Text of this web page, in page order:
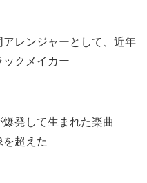
レンジャーとして、近年
クメイカー
発して生まれた楽曲
を超えた